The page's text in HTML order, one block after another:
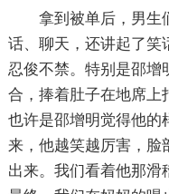
拿到被单后，男生
话、聊天，还讲起了笑
忍俊不禁。特别是邵增
合，捧着肚子在地席上
也许是邵增明觉得他的
来，他越笑越厉害，脸
出来。我们看着他那滑